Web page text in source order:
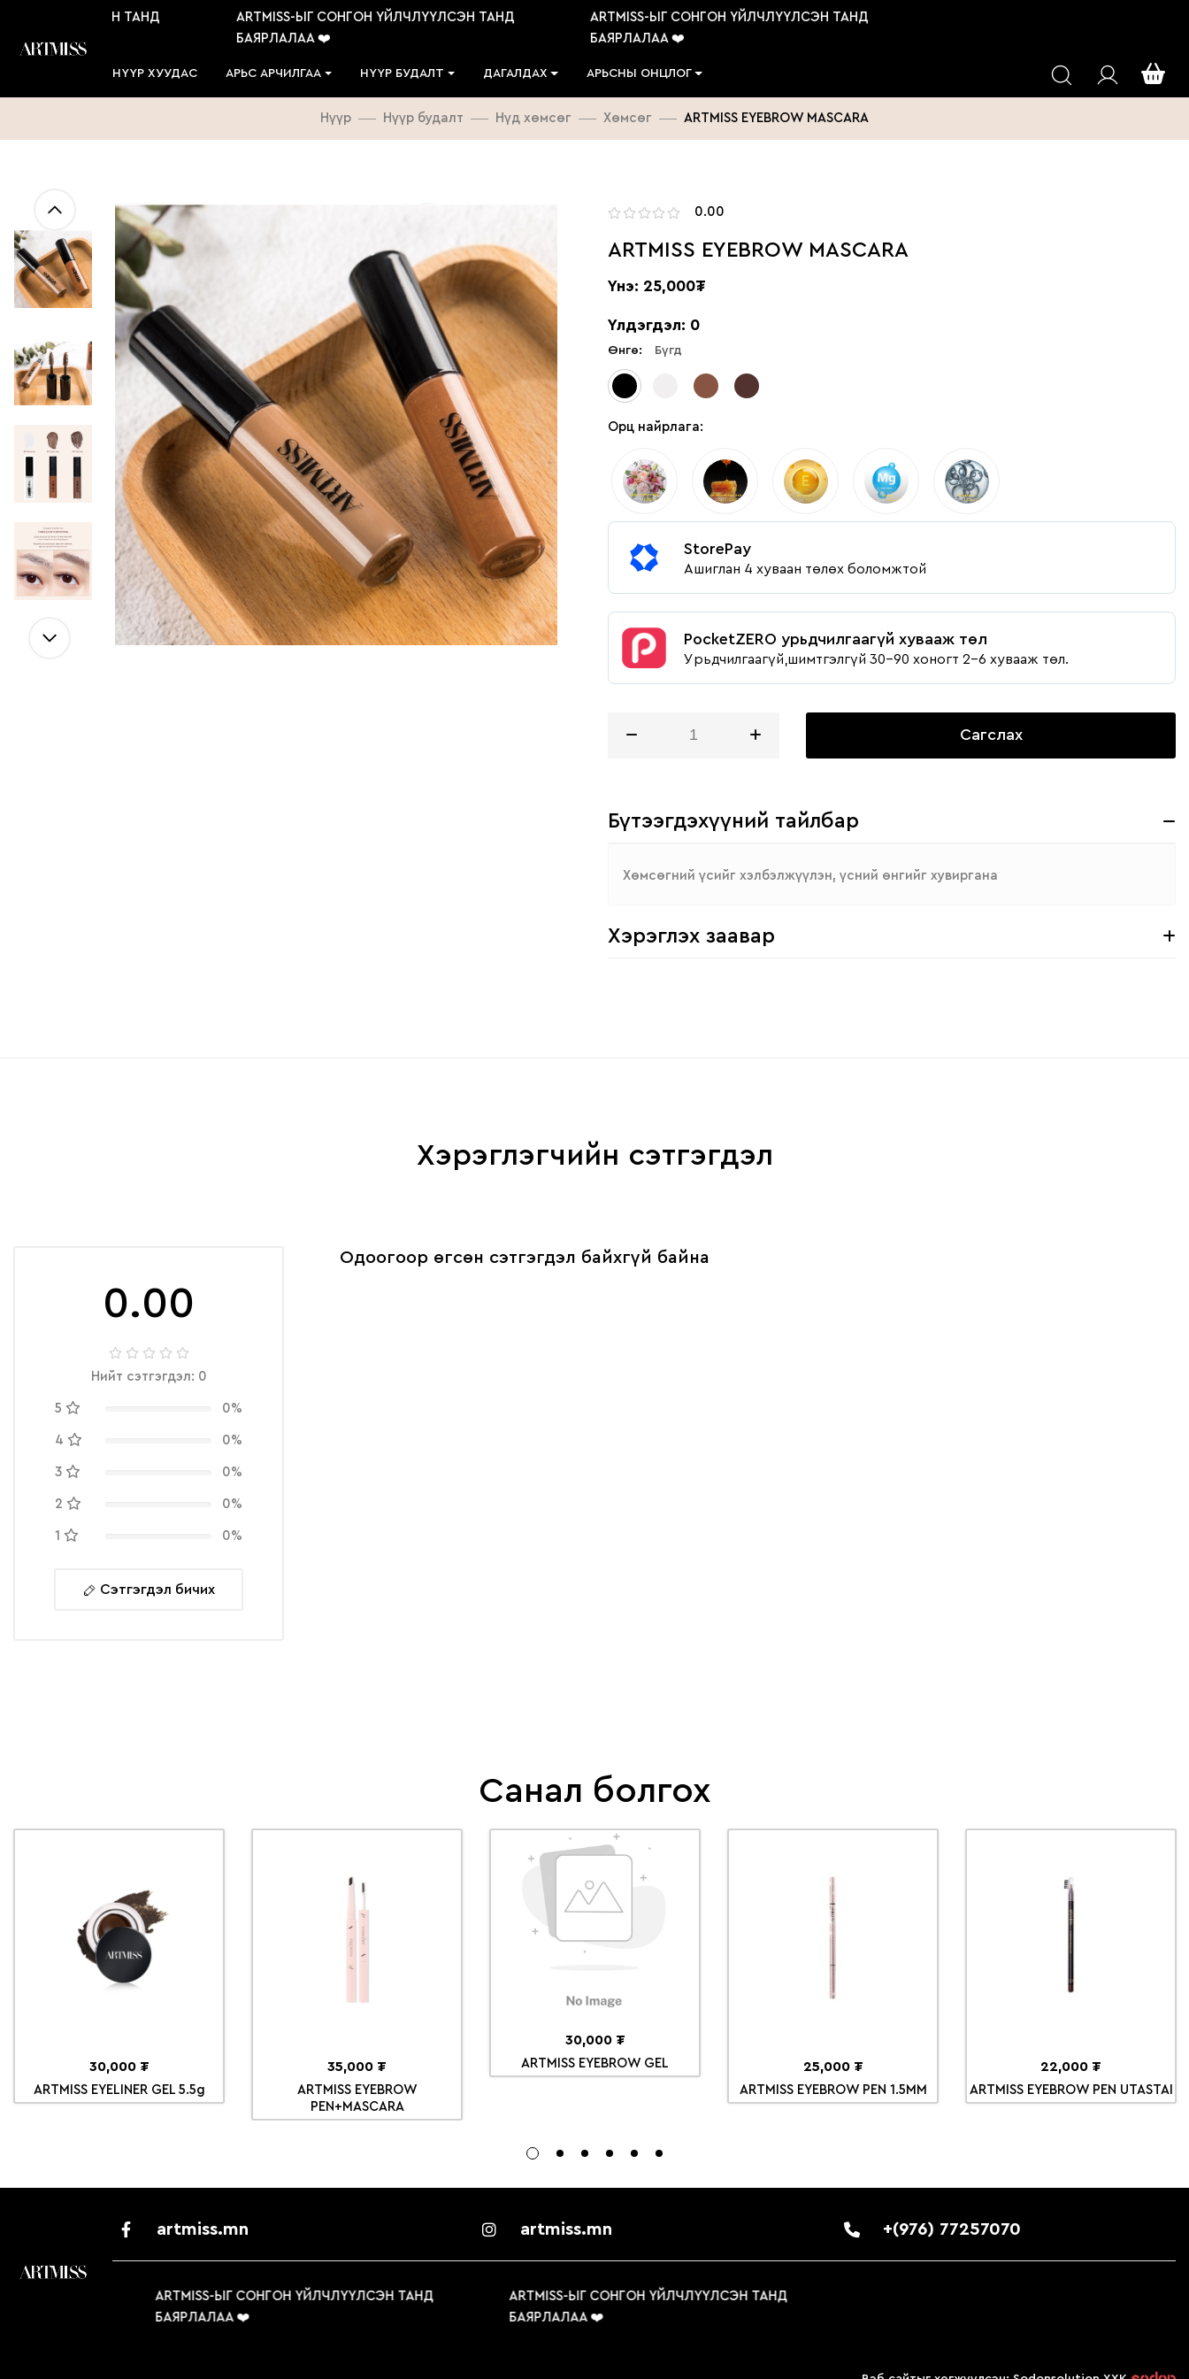
ҮЙЛЧЛҮҮЛСЭН ТАНД
ARTMISS-ЫГ СОНГОН ҮЙЛЧЛҮҮЛСЭН ТАНД
БАЯРЛАЛАА ❤️
ARTMISS-ЫГ СОНГОН ҮЙЛЧЛҮҮЛСЭН ТАНД
БАЯРЛАЛАА ❤️
НҮҮР ХУУДАС АРЬС АРЧИЛГАА НҮҮР БУДАЛТ ДАГАЛДАХ АРЬСНЫ ОНЦЛОГ
Нүүр Нүүр будалт Нүд хөмсөг Хөмсөг ARTMISS EYEBROW MASCARA
0.00
ARTMISS EYEBROW MASCARA
Үнэ: 25,000₮
Үлдэгдэл: 0
Өнгө: Бүгд
Орц найрлага:
StorePay
Ашиглан 4 хуваан төлөх боломжтой
PocketZERO урьдчилгаагүй хувааж төл
Урьдчилгаагүй,шимтгэлгүй 30-90 хоногт 2-6 хувааж төл.
Сагслах
Бүтээгдэхүүний тайлбар
Хөмсөгний үсийг хэлбэлжүүлэн, үсний өнгийг хувиргана
Хэрэглэх заавар
Хэрэглэгчийн сэтгэгдэл
0.00
Нийт сэтгэгдэл: 0
5 0%
4 0%
3 0%
2 0%
1 0%
Сэтгэгдэл бичих
Одоогоор өгсөн сэтгэгдэл байхгүй байна
Санал болгох
30,000 ₮
ARTMISS EYELINER GEL 5.5g
35,000 ₮
ARTMISS EYEBROW
PEN+MASCARA
30,000 ₮
ARTMISS EYEBROW GEL 25,000 ₮
ARTMISS EYEBROW PEN 1.5MM
22,000 ₮
ARTMISS EYEBROW PEN UTASTAI
artmiss.mn artmiss.mn +(976) 77257070
ARTMISS-ЫГ СОНГОН ҮЙЛЧЛҮҮЛСЭН ТАНД
БАЯРЛАЛАА ❤️
ARTMISS-ЫГ СОНГОН ҮЙЛЧЛҮҮЛСЭН ТАНД
БАЯРЛАЛАА ❤️